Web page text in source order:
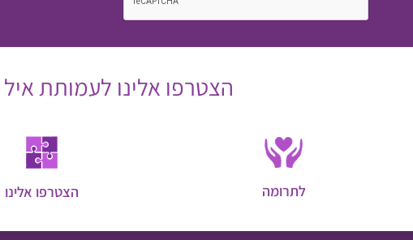
הצטרפו אלינו לעמותת
לתרומה הצטרפו אלינו